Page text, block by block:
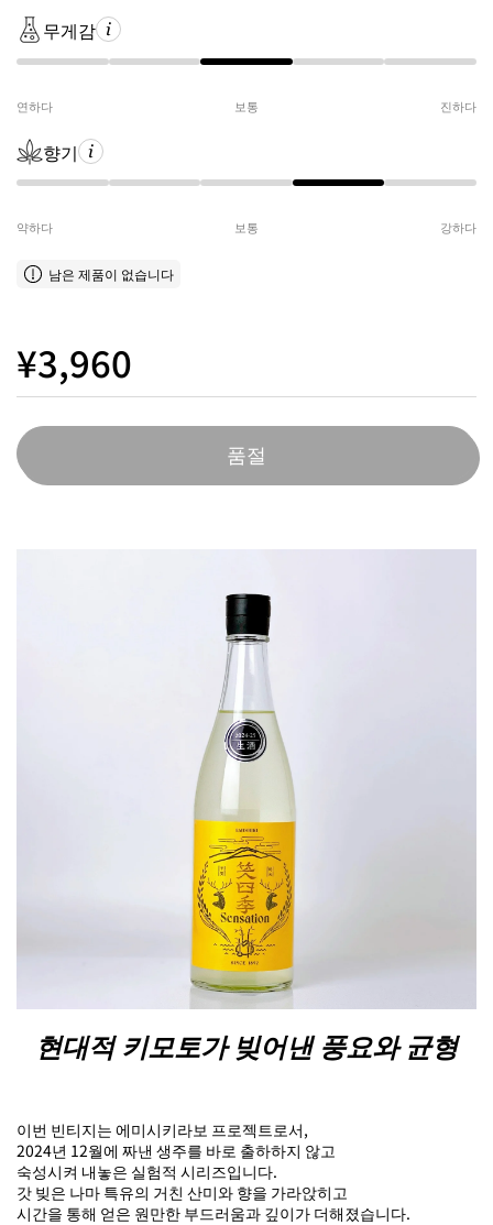
무게감
연하다 보통 진하다
향기
약하다 보통 강하다
남은 제품이 없습니다
¥3,960
품절
현대적 키모토가 빚어낸 풍요와 균형
이번 빈티지는 에미시키라보 프로젝트로서,
2024년 12월에 짜낸 생주를 바로 출하하지 않고
숙성시켜 내놓은 실험적 시리즈입니다.
갓 빚은 나마 특유의 거친 산미와 향을 가라앉히고
시간을 통해 얻은 원만한 부드러움과 깊이가 더해졌습니다.